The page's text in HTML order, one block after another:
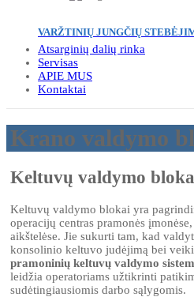
VARŽTINIŲ JUNGČIŲ
Atsarginių dalių rinka
Servisas
APIE MUS
Kontaktai
Krano valdymo
Keltuvų valdymo
Keltuvų valdymo blokai yra
operacijų centras pramonės
aikštelėse. Jie sukurti tam, kad
konsolinio keltuvo judėjimą bei
pramoninių keltuvų valdymo
leidžia operatoriams užtikrinti
sudėtingiausiomis darbo sąlygomis.